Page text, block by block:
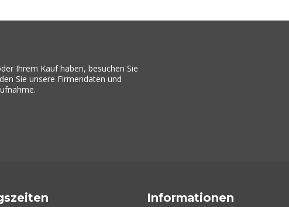
Ihrem Kauf haben, besuchen Sie
Sie unsere Firmendaten und
Informationen